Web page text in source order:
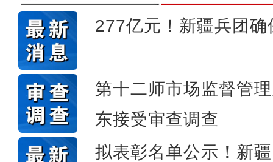
277亿元！新疆兵团
第十二师市场监督管
东接受审查调查
拟表彰名单公示！新